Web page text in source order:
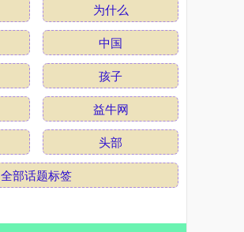
为什么
中国
孩子
益牛网
头部
全部话题标签